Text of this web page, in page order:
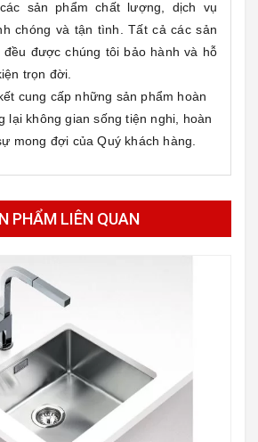
sản phẩm chất lượng, dịch vụ
chóng và tận tình. Tất cả các sản
đều được chúng tôi bảo hành và hỗ
trọn đời.
cung cấp những sản phẩm hoàn
lại không gian sống tiện nghi, hoàn
mong đợi của Quý khách hàng.
PHẨM LIÊN QUAN